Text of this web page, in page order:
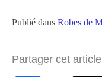
Publié dans Robes de
Partager cet article